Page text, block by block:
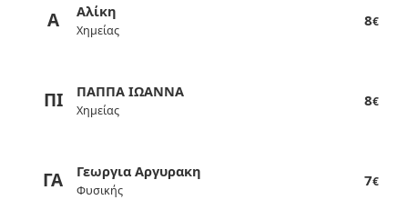
Α Αλίκη
Χημείας
8€
ΠΙ ΠΑΠΠΑ ΙΩΑΝΝΑ
Χημείας
8€
ΓΑ Γεωργια Αργυρακη
Φυσικής
7€